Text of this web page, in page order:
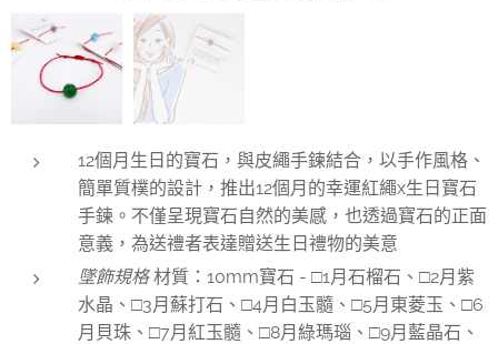
12個月生日的寶石，與皮繩手鍊結合，以手作風格、
簡單質樸的設計，推出12個月的幸運紅繩x生日寶石
手鍊。不僅呈現寶石自然的美感，也透過寶石的正面
意義，為送禮者表達贈送生日禮物的美意
墜飾規格材質：10mm寶石 - □1月石榴石、□2月紫
水晶、□3月蘇打石、□4月白玉髓、□5月東菱玉、□6
月貝珠、□7月紅玉髓、□8月綠瑪瑙、□9月藍晶石、